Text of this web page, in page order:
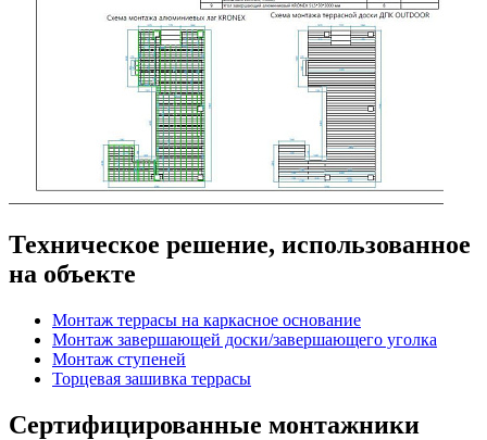
Техническое решение, использованное
на объекте
Монтаж террасы на каркасное основание
Монтаж завершающей доски/завершающего уголка
Монтаж ступеней
Торцевая зашивка террасы
Сертифицированные монтажники